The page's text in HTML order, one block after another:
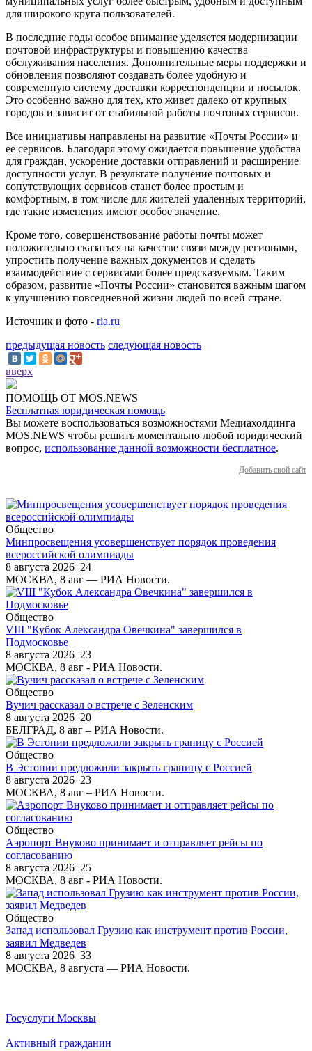
для широкого круга пользователей.
В последние годы особое внимание уделяется модернизации
почтовой инфраструктуры и повышению качества
обслуживания населения. Дополнительные меры поддержки и
обновления позволяют создавать более удобную и
современную систему доставки корреспонденции и посылок.
Это особенно важно для тех, кто живет далеко от крупных
городов и зависит от стабильной работы почтовых сервисов.
Все инициативы направлены на развитие «Почты России» и
ее сервисов. Благодаря этому ожидается повышение удобства
для граждан, ускорение доставки отправлений и расширение
доступности услуг. В результате получение почтовых и
сопутствующих сервисов станет более простым и
комфортным, в том числе для жителей удаленных территорий,
где такие изменения имеют особое значение.
Кроме того, совершенствование работы почты может
положительно сказаться на качестве связи между регионами,
упростить получение важных документов и сделать
взаимодействие с сервисами более предсказуемым. Таким
образом, развитие «Почты России» становится важным шагом
к улучшению повседневной жизни людей по всей стране.
Источник и фото - ria.ru
предыдущая новость следующая новость
вверх
ПОМОЩЬ ОТ MOS.NEWS
Бесплатная юридическая помощь
Вы можете воспользоваться возможностями Медиахолдинга
MOS.NEWS чтобы решить моментально любой юридический
вопрос, использование данной возможности бесплатное.
Добавить свой сайт
Общество
Минпросвещения усовершенствует порядок проведения
всероссийской олимпиады
8 августа 2026 24
МОСКВА, 8 авг — РИА Новости.
Общество
VIII "Кубок Александра Овечкина" завершился в
Подмосковье
8 августа 2026 23
МОСКВА, 8 авг - РИА Новости.
Общество
Вучич рассказал о встрече с Зеленским
8 августа 2026 20
БЕЛГРАД, 8 авг – РИА Новости.
Общество
В Эстонии предложили закрыть границу с Россией
8 августа 2026 23
МОСКВА, 8 авг – РИА Новости.
Общество
Аэропорт Внуково принимает и отправляет рейсы по
согласованию
8 августа 2026 25
МОСКВА, 8 авг - РИА Новости.
Общество
Запад использовал Грузию как инструмент против России,
заявил Медведев
8 августа 2026 33
МОСКВА, 8 августа — РИА Новости.
Госуслуги Москвы
Активный гражданин